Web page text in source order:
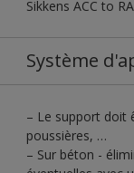
Sikkens ACC to
Système
– Le support doit
poussières, …
– Sur béton -